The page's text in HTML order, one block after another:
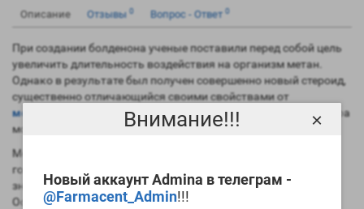
Внимание!!!
Новый аккаунт Admina в телеграм -
@Farmacent_Admin!!!
×
Описание Отзывы 0 Вопрос - Ответ 0
При создании болденона ученые поставили перед собой цель
увеличить длительность воздействия на организм метан.
Однако в результате был получен совершенно новый стероид,
существенно отличающийся своими свойствами от
метандиенона
. В то же время следует признать, что структура
молекул этих препаратов весьма похожа.
Молекулярная структура болденона напоминает мужской
гормон, но благодаря лишь одному изменению удалось
значительно снизить андрогенную активность препарата.
Основываясь на практическом опыте, можно смело